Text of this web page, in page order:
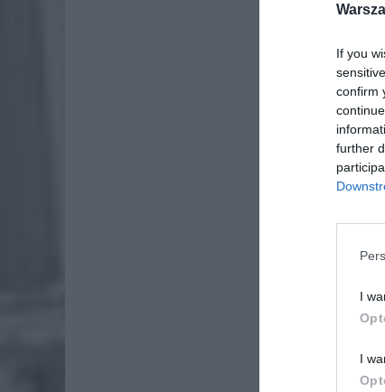
If you
confirm
further
I
I